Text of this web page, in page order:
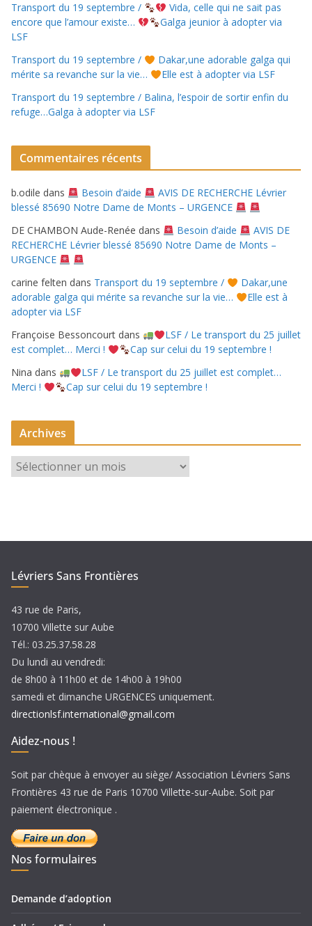
Transport du 19 septembre /
Vida, celle qui ne sait pas
encore que l’amour existe…
Galga jeunior à adopter via
LSF
Transport du 19 septembre /
Dakar,une adorable galga qui
mérite sa revanche sur la vie…
Elle est à adopter via LSF
Transport du 19 septembre / Balina, l’espoir de sortir enfin du
refuge…Galga à adopter via LSF
Commentaires récents
b.odile dans Besoin d’aide
AVIS DE RECHERCHE Lévrier
blessé 85690 Notre Dame de Monts – URGENCE
DE CHAMBON Aude-Renée dans Besoin d’aide
AVIS DE
RECHERCHE Lévrier blessé 85690 Notre Dame de Monts –
URGENCE
carine felten dans Transport du 19 septembre /
Dakar,une
adorable galga qui mérite sa revanche sur la vie…
Elle est à
adopter via LSF
Françoise Bessoncourt dans
LSF / Le transport du 25 juillet
est complet… Merci !
Cap sur celui du 19 septembre !
Nina dans
LSF / Le transport du 25 juillet est complet…
Merci !
Cap sur celui du 19 septembre !
Archives
r
e
s
Lévriers Sans Frontières
43 rue de Paris,
10700 Villette sur Aube
Tél.: 03.25.37.58.28
Du lundi au vendredi:
de 8h00 à 11h00 et de 14h00 à 19h00
samedi et dimanche URGENCES uniquement.
directionlsf.international@gmail.com
Aidez-nous !
Soit par chèque à envoyer au siège/ Association Lévriers Sans
Frontières 43 rue de Paris 10700 Villette-sur-Aube. Soit par
paiement électronique .
Nos formulaires
Demande d’adoption